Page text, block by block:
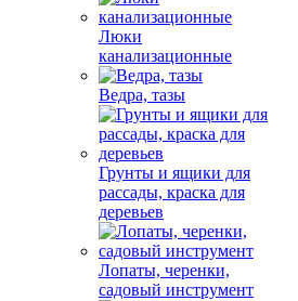
Люки
канализационные
Ведра, тазы
Грунты и ящики для
рассады, краска для
деревьев
Лопаты, черенки,
садовый инструмент